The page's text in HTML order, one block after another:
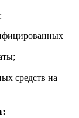
средств на